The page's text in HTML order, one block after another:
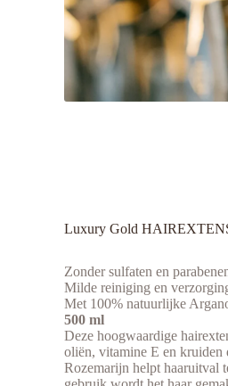
Luxury Gold
Zonder sulfaten en
Milde reiniging en
Met 100% natuurlijke
500 ml
Deze hoogwaardige
oliën, vitamine E en kruiden
Rozemarijn helpt haaruitval